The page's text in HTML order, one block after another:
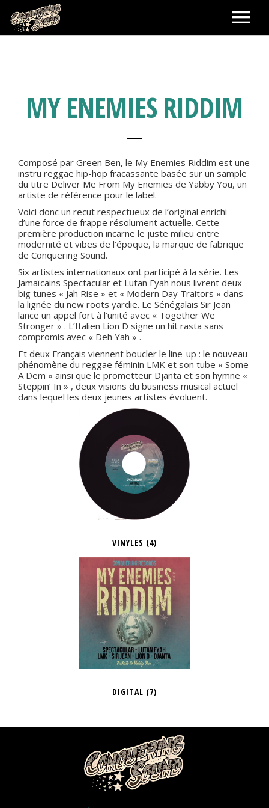
SHOWS
SHOP
PANIER
MA COMMANDE
MON COMPTE
CONTACT
PHOTOS / VIDEOS
MY ENEMIES RIDDIM
Composé par Green Ben, le My Enemies Riddim est une
instru reggae hip-hop fracassante basée sur un sample
du titre Deliver Me From My Enemies de Yabby You, un
artiste de référence pour le label.
Voici donc un recut respectueux de l’original enrichi
d’une force de frappe résolument actuelle. Cette
première production incarne le juste milieu entre
modernité et vibes de l’époque, la marque de fabrique
de Conquering Sound.
Six artistes internationaux ont participé à la série. Les
Jamaïcains Spectacular et Lutan Fyah nous livrent deux
big tunes « Jah Rise » et « Modern Day Traitors » dans
la lignée du new roots yardie. Le Sénégalais Sir Jean
lance un appel fort à l’unité avec « Together We
Stronger » . L’Italien Lion D signe un hit rasta sans
compromis avec « Deh Yah » .
Et deux Français viennent boucler le line-up : le nouveau
phénomène du reggae féminin LMK et son tube « Some
A Dem » ainsi que le prometteur Djanta et son hymne «
Steppin’ In » , deux visions du business musical actuel
dans lequel les deux jeunes artistes évoluent.
VINYLES (4)
DIGITAL (7)